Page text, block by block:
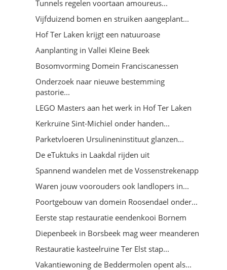
Tunnels regelen voortaan amoureus...
Vijfduizend bomen en struiken aangeplant...
Hof Ter Laken krijgt een natuuroase
Aanplanting in Vallei Kleine Beek
Bosomvorming Domein Franciscanessen
Onderzoek naar nieuwe bestemming
pastorie...
LEGO Masters aan het werk in Hof Ter Laken
Kerkruïne Sint-Michiel onder handen...
Parketvloeren Ursulineninstituut glanzen...
De eTuktuks in Laakdal rijden uit
Spannend wandelen met de Vossenstrekenapp
Waren jouw voorouders ook landlopers in...
Poortgebouw van domein Roosendael onder...
Eerste stap restauratie eendenkooi Bornem
Diepenbeek in Borsbeek mag weer meanderen
Restauratie kasteelruïne Ter Elst stap...
Vakantiewoning de Beddermolen opent als...